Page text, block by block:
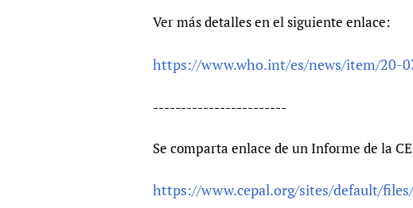
Ver más detalles en el siguiente enlace:
https://www.who.int/es/news/item/20-
------------------------
Se comparta enlace de un Informe de la
https://www.cepal.org/sites/default/